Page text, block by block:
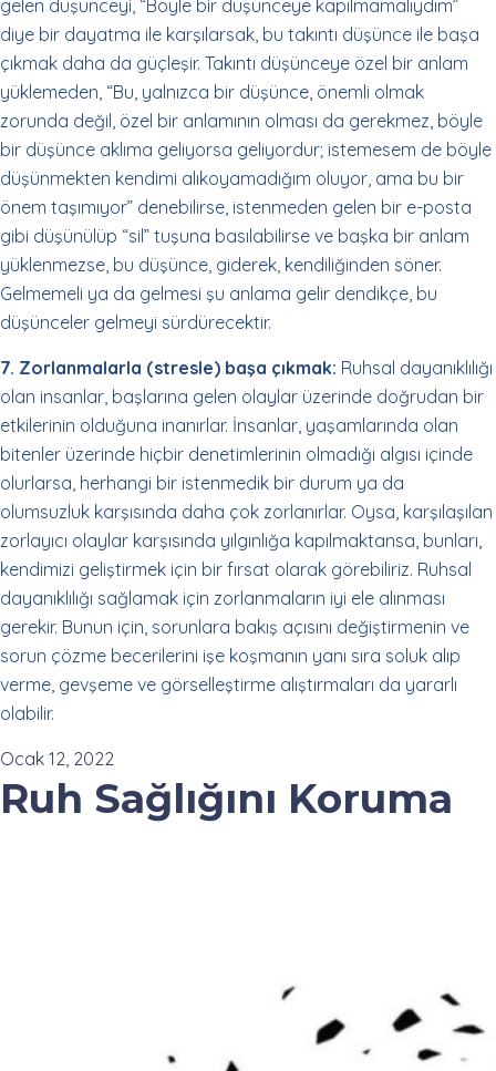
gelen düşünceyi, “Böyle bir düşünceye kapılmamalıydım”
diye bir dayatma ile karşılarsak, bu takıntı düşünce ile başa
çıkmak daha da güçleşir. Takıntı düşünceye özel bir anlam
yüklemeden, “Bu, yalnızca bir düşünce, önemli olmak
zorunda değil, özel bir anlamının olması da gerekmez, böyle
bir düşünce aklıma geliyorsa geliyordur; istemesem de böyle
düşünmekten kendimi alıkoyamadığım oluyor, ama bu bir
önem taşımıyor” denebilirse, istenmeden gelen bir e-posta
gibi düşünülüp “sil” tuşuna basılabilirse ve başka bir anlam
yüklenmezse, bu düşünce, giderek, kendiliğinden söner.
Gelmemeli ya da gelmesi şu anlama gelir dendikçe, bu
düşünceler gelmeyi sürdürecektir.
7. Zorlanmalarla (stresle) başa çıkmak: Ruhsal dayanıklılığı
olan insanlar, başlarına gelen olaylar üzerinde doğrudan bir
etkilerinin olduğuna inanırlar. İnsanlar, yaşamlarında olan
bitenler üzerinde hiçbir denetimlerinin olmadığı algısı içinde
olurlarsa, herhangi bir istenmedik bir durum ya da
olumsuzluk karşısında daha çok zorlanırlar. Oysa, karşılaşılan
zorlayıcı olaylar karşısında yılgınlığa kapılmaktansa, bunları,
kendimizi geliştirmek için bir fırsat olarak görebiliriz. Ruhsal
dayanıklılığı sağlamak için zorlanmaların iyi ele alınması
gerekir. Bunun için, sorunlara bakış açısını değiştirmenin ve
sorun çözme becerilerini işe koşmanın yanı sıra soluk alıp
verme, gevşeme ve görselleştirme alıştırmaları da yararlı
olabilir.
Ocak 12, 2022
Ruh Sağlığını Koruma